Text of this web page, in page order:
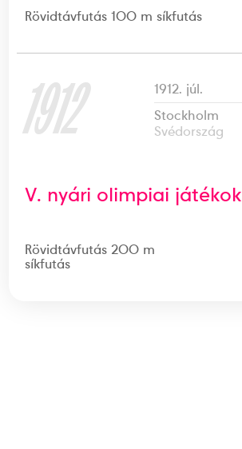
Rövidtávfutás 100 m síkfutás
1912
1912. júl.
Stockholm
Svédország
V. nyári olimpiai játékok
Rövidtávfutás 200 m
síkfutás